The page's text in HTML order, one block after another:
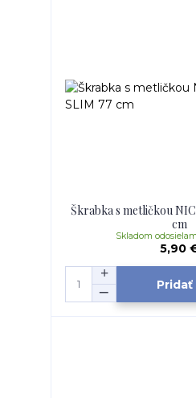
Škrabka s metličkou
cm
5,90
Skladom
Pridať